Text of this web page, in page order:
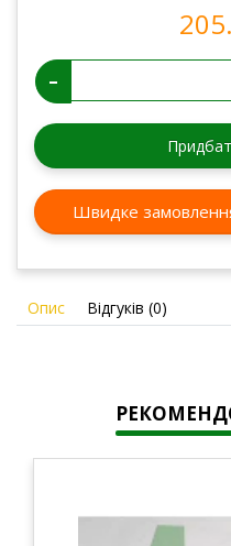
-
Швидке
Опис Відгуків (0)